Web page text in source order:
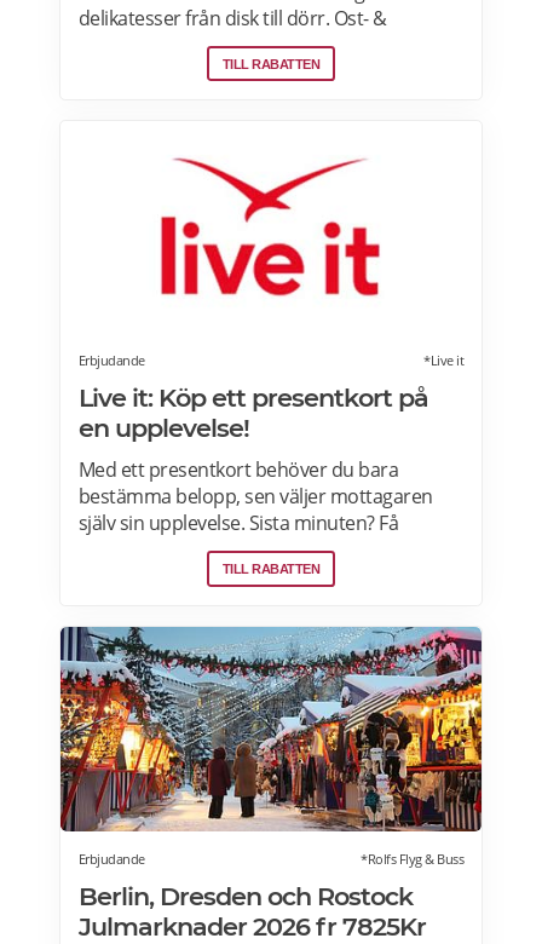
delikatesser från disk till dörr. Ost- &
charkprodukter. Färdiga presentlådor.
Ostbrickor. Ostogram skickar alla paket med
leverans. Läs mer om Ostogram
erbjudanden här>>>
TILL RABATTEN
Erbjudande *Live it
Live it: Köp ett presentkort på
en upplevelse!
Med ett presentkort behöver du bara
bestämma belopp, sen väljer mottagaren
själv sin upplevelse. Sista minuten? Få
presentkortet med digital leverans direkt –
perfekt även i sista stund. Live it grundades
upplevelsepresenter i Sverige. Läs mer om
Live it presentkort här>>>
TILL RABATTEN
Erbjudande *Rolfs Flyg & Buss
Berlin, Dresden och Rostock
Julmarknader 2026 fr 7825Kr